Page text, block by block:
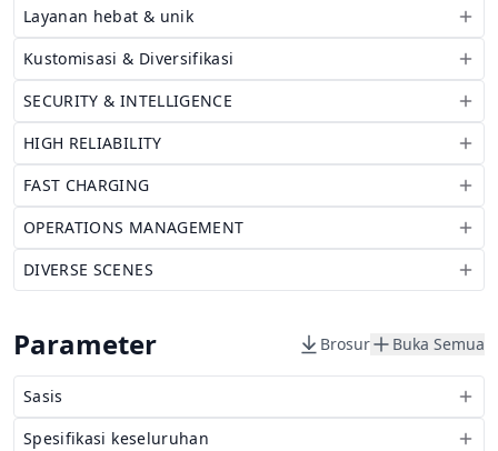
Layanan hebat & unik
Kustomisasi & Diversifikasi
SECURITY & INTELLIGENCE
HIGH RELIABILITY
FAST CHARGING
OPERATIONS MANAGEMENT
DIVERSE SCENES
Parameter Brosur Buka Semua
Sasis
Spesifikasi keseluruhan